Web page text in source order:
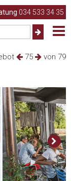
034 533 34 35
75 von 79